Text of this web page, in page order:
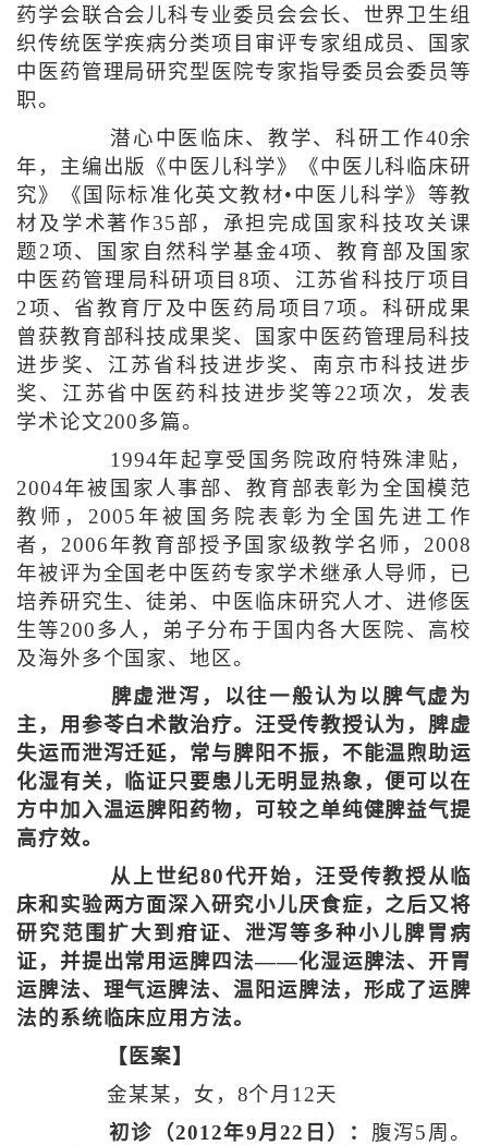
药学会联合会儿科专业委员会会长、世界卫生组
织传统医学疾病分类项目审评专家组成员、国家
中医药管理局研究型医院专家指导委员会委员等
职。
潜心中医临床、教学、科研工作40余
年，主编出版《中医儿科学》《中医儿科临床研
究》《国际标准化英文教材•中医儿科学》等教
材及学术著作35部，承担完成国家科技攻关课
题2项、国家自然科学基金4项、教育部及国家
中医药管理局科研项目8项、江苏省科技厅项目
2项、省教育厅及中医药局项目7项。科研成果
曾获教育部科技成果奖、国家中医药管理局科技
进步奖、江苏省科技进步奖、南京市科技进步
奖、江苏省中医药科技进步奖等22项次，发表
学术论文200多篇。
1994年起享受国务院政府特殊津贴，
2004年被国家人事部、教育部表彰为全国模范
教师，2005年被国务院表彰为全国先进工作
者，2006年教育部授予国家级教学名师，2008
年被评为全国老中医药专家学术继承人导师，已
培养研究生、徒弟、中医临床研究人才、进修医
生等200多人，弟子分布于国内各大医院、高校
及海外多个国家、地区。
脾虚泄泻，以往一般认为以脾气虚为
主，用参苓白术散治疗。汪受传教授认为，脾虚
失运而泄泻迁延，常与脾阳不振，不能温煦助运
化湿有关，临证只要患儿无明显热象，便可以在
方中加入温运脾阳药物，可较之单纯健脾益气提
高疗效。
从上世纪80代开始，汪受传教授从临
床和实验两方面深入研究小儿厌食症，之后又将
研究范围扩大到疳证、泄泻等多种小儿脾胃病
证，并提出常用运脾四法——化湿运脾法、开胃
运脾法、理气运脾法、温阳运脾法，形成了运脾
法的系统临床应用方法。
【医案】
金某某，女，8个月12天
初诊（2012年9月22日）： 腹泻5周。